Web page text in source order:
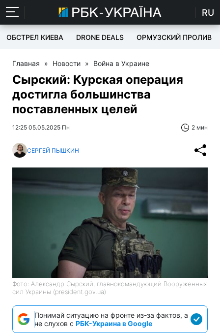
RU
ОБСТРЕЛ КИЕВА DRONE DEALS ОРМУЗСКИЙ ПРОЛИВ
Главная » Новости » Война в Украине
Сырский: Курская операция
достигла большинства
поставленных целей
12:25 05.05.2025 Пн 2 мин
СЕРГЕЙ ПЫШКИН
Фото: Александр Сырский, главнокомандующий Вооруженных
сил Украины (president.gov.ua)
Понимай ситуацию на фронте из-за фактов, а
не слухов с РБК-Украина в Google